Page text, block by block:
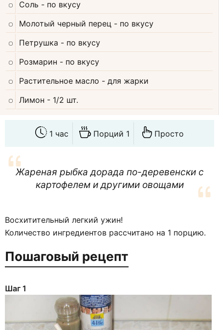
Соль - по вкусу
Молотый черный перец - по вкусу
Петрушка - по вкусу
Розмарин - по вкусу
Растительное масло - для жарки
Лимон - 1/2 шт.
1 час Порций 1 Просто
Жареная рыбка дорада по-деревенски с
картофелем и другими овощами
Восхитительный легкий ужин!
Количество ингредиентов рассчитано на 1 порцию.
Пошаговый рецепт
Шаг 1